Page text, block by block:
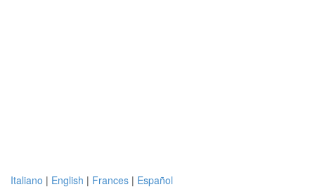
Italiano | English | Frances | Español